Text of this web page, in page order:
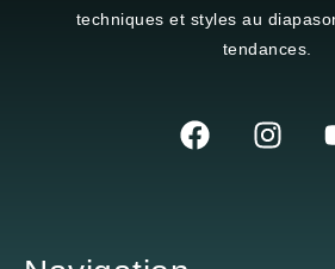
techniques et styles au
tendances.